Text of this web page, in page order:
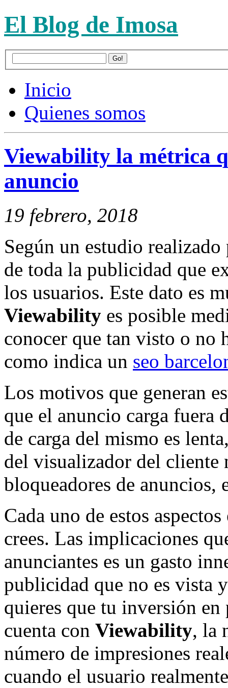
El Blog de Imosa
Inicio
Quienes somos
Viewability la métrica
anuncio
19 febrero, 2018
Según un estudio
de toda la publicidad que
los usuarios. Este dato es
Viewability es posible
conocer que tan visto o no
como indica un seo
Los motivos que generan
que el anuncio carga fuera
de carga del mismo es
del visualizador del cliente
bloqueadores de anuncios,
Cada uno de estos
crees. Las implicaciones
anunciantes es un gasto
publicidad que no es vista
quieres que tu inversión
cuenta con Viewability, la
número de impresiones
cuando el usuario